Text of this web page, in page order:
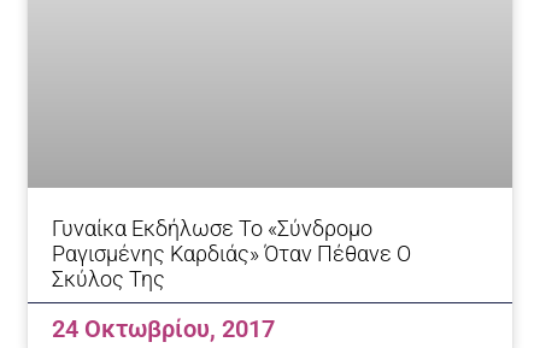
Γυναίκα Εκδήλωσε Το «σύνδρομο
Ραγισμένης Καρδιάς» Όταν Πέθανε Ο
Σκύλος Της
24 Οκτωβρίου, 2017